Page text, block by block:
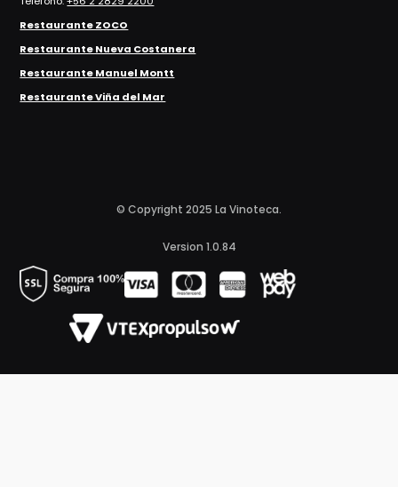
Restaurante ZOCO
Restaurante Nueva Costanera
Restaurante Manuel Montt
Restaurante Viña del Mar
© Copyright 2025 La Vinoteca.
Version 1.0.84